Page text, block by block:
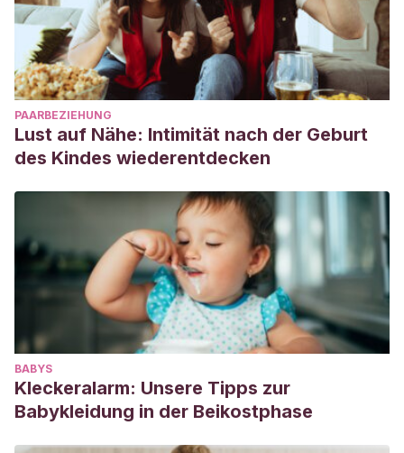
PAARBEZIEHUNG
Lust auf Nähe: Intimität nach der Geburt
des Kindes wiederentdecken
BABYS
Kleckeralarm: Unsere Tipps zur
Babykleidung in der Beikostphase